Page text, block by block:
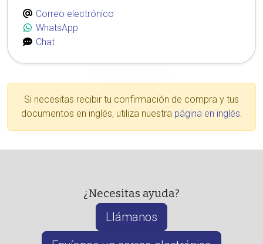
Correo electrónico
WhatsApp
Chat
Si necesitas recibir tu confirmación de compra y tus
documentos en inglés, utiliza nuestra página en inglés.
¿Necesitas ayuda?
Llámanos